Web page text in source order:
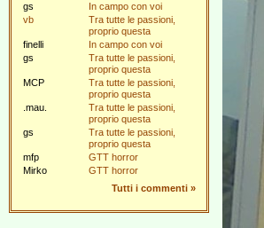
gs
In campo con voi
vb
Tra tutte le passioni,
proprio questa
finelli
In campo con voi
gs
Tra tutte le passioni,
proprio questa
MCP
Tra tutte le passioni,
proprio questa
.mau.
Tra tutte le passioni,
proprio questa
gs
Tra tutte le passioni,
proprio questa
mfp
GTT horror
Mirko
GTT horror
Tutti i commenti »